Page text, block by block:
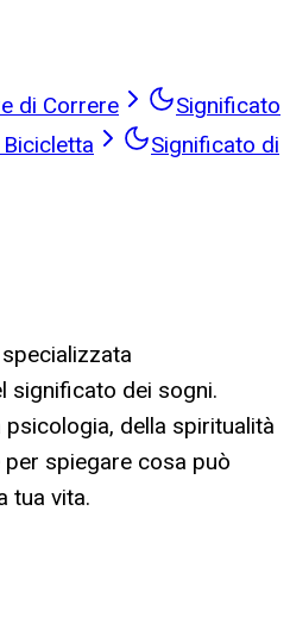
di Correre
Significato
Significato di
significato dei sogni.
della spiritualità
spiegare cosa può
tua vita.